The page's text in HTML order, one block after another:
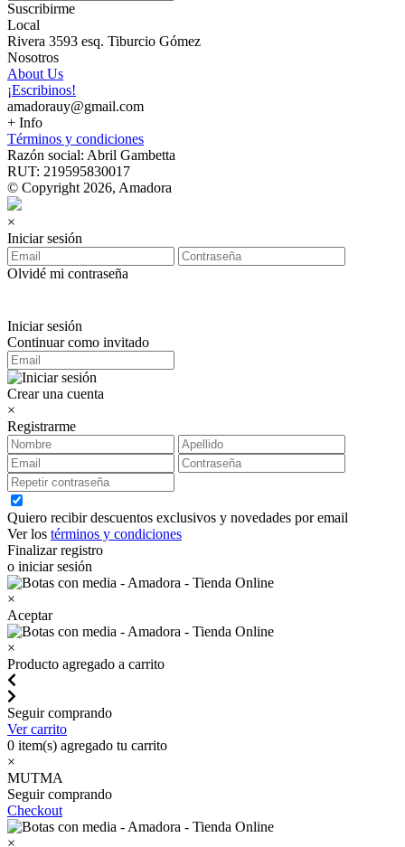
Suscribirme
Local
Rivera 3593 esq. Tiburcio Gómez
Nosotros
About Us
¡Escribinos!
amadorauy@gmail.com
+ Info
Términos y condiciones
Razón social: Abril Gambetta
RUT: 219595830017
© Copyright 2026, Amadora
×
Iniciar sesión
Olvidé mi contraseña
Iniciar sesión
Continuar como invitado
Crear una cuenta
×
Registrarme
Quiero recibir descuentos exclusivos y novedades por email
Ver los términos y condiciones
Finalizar registro
o iniciar sesión
×
Aceptar
×
Producto agregado a carrito
Seguir comprando
Ver carrito
0 item(s) agregado tu carrito
×
MUTMA
Seguir comprando
Checkout
×